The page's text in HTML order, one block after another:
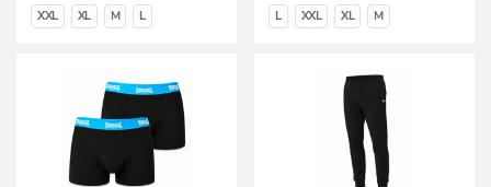
XXL XL M L L XXL XL M